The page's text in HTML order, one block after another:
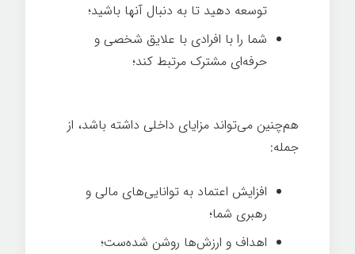
توسعه دهید تا به دنبال آنها باشید؛
شما را با افرادی با علایق شخصی و
حرفه‌ای مشترک مرتبط کند؛
هم‌چنین می‌تواند مزایای داخلی داشته باشد، از
جمله:
افزایش اعتماد به توانایی‌های مالی و
رهبری شما؛
اهداف و ارزش‌ها روشن شده‌ست؛